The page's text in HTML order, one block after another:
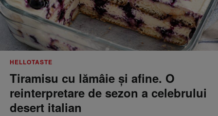
HELLOTASTE
Tiramisu cu lămâie și afine. O
reinterpretare de sezon a celebrului
desert italian